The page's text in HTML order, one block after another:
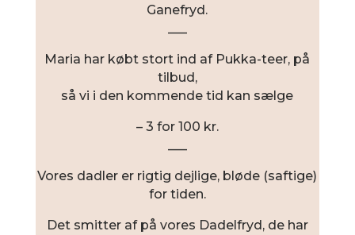
Ganefryd.
Maria har købt stort ind af Pukka-teer, på
tilbud,
så vi i den kommende tid kan sælge
– 3 for 100 kr.
Vores dadler er rigtig dejlige, bløde (saftige)
for tiden.
Det smitter af på vores Dadelfryd, de har